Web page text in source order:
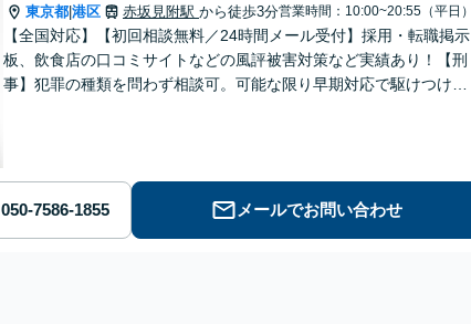
東京都 港区 赤坂見附駅 から徒歩3分営業時間：10:00~20:55（平日）
【全国対応】【初回相談無料／24時間メール受付】採用・転職掲示
板、飲食店の口コミサイトなどの風評被害対策など実績あり！【刑
事】犯罪の種類を問わず相談可。可能な限り早期対応で駆けつけサ
メールでお問い合わせ